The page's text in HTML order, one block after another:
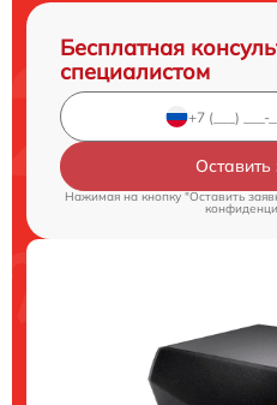
Бесплатная
специалистом
Оставить
Нажимая на кнопку "Оставить